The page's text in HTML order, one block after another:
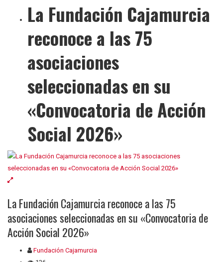
La Fundación Cajamurcia
reconoce a las 75
asociaciones
seleccionadas en su
«Convocatoria de Acción
Social 2026»
La Fundación Cajamurcia reconoce a las 75
asociaciones seleccionadas en su «Convocatoria de
Acción Social 2026»
Fundación Cajamurcia